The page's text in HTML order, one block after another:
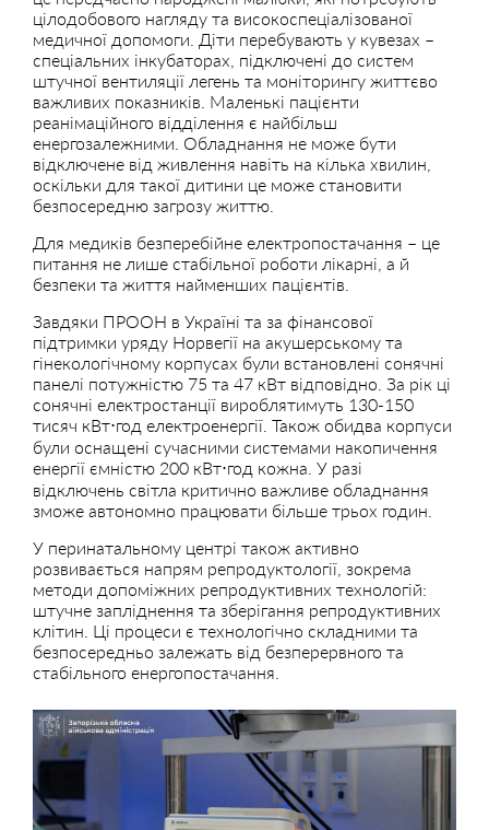
цілодобового нагляду та високоспеціалізованої
медичної допомоги. Діти перебувають у кувезах –
спеціальних інкубаторах, підключені до систем
штучної вентиляції легень та моніторингу життєво
важливих показників. Маленькі пацієнти
реанімаційного відділення є найбільш
енергозалежними. Обладнання не може бути
відключене від живлення навіть на кілька хвилин,
оскільки для такої дитини це може становити
безпосередню загрозу життю.
Для медиків безперебійне електропостачання – це
питання не лише стабільної роботи лікарні, а й
безпеки та життя найменших пацієнтів.
Завдяки ПРООН в Україні та за фінансової
підтримки уряду Норвегії на акушерському та
гінекологічному корпусах були встановлені сонячні
панелі потужністю 75 та 47 кВт відповідно. За рік ці
сонячні електростанції вироблятимуть 130-150
тисяч кВт⋅год електроенергії. Також обидва корпуси
були оснащені сучасними системами накопичення
енергії ємністю 200 кВт⋅год кожна. У разі
відключень світла критично важливе обладнання
зможе автономно працювати більше трьох годин.
У перинатальному центрі також активно
розвивається напрям репродуктології, зокрема
методи допоміжних репродуктивних технологій:
штучне запліднення та зберігання репродуктивних
клітин. Ці процеси є технологічно складними та
безпосередньо залежать від безперервного та
стабільного енергопостачання.